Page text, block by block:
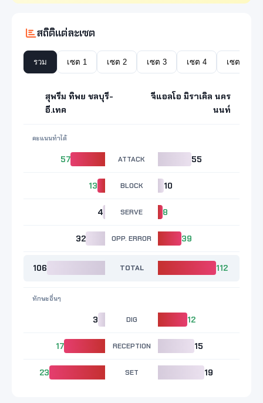
สถิติแต่ละเซต
รวม เซต 1 เซต 2 เซต 3 เซต 4 เซต 5
สุพรีม ทิพย ชลบุรี-
อี.เทค
จีแอลโอ มิราเคิล นคร
นนท์
คะแนนทำได้
57 ATTACK 55
13 BLOCK 10
4 SERVE 8
32 OPP. ERROR 39
106 TOTAL 112
ทักษะอื่นๆ
3 DIG 12
17 RECEPTION 15
23 SET 19